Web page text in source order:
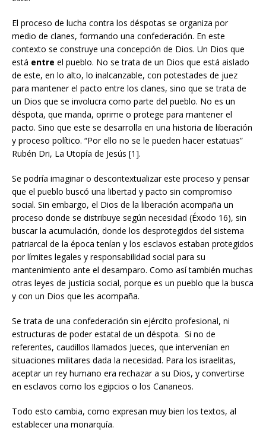
El proceso de lucha contra los déspotas se organiza por
medio de clanes, formando una confederación. En este
contexto se construye una concepción de Dios. Un Dios que
está entre el pueblo. No se trata de un Dios que está aislado
de este, en lo alto, lo inalcanzable, con potestades de juez
para mantener el pacto entre los clanes, sino que se trata de
un Dios que se involucra como parte del pueblo. No es un
déspota, que manda, oprime o protege para mantener el
pacto. Sino que este se desarrolla en una historia de liberación
y proceso político. “Por ello no se le pueden hacer estatuas”
Rubén Dri, La Utopía de Jesús [1].
Se podría imaginar o descontextualizar este proceso y pensar
que el pueblo buscó una libertad y pacto sin compromiso
social. Sin embargo, el Dios de la liberación acompaña un
proceso donde se distribuye según necesidad (Éxodo 16), sin
buscar la acumulación, donde los desprotegidos del sistema
patriarcal de la época tenían y los esclavos estaban protegidos
por límites legales y responsabilidad social para su
mantenimiento ante el desamparo. Como así también muchas
otras leyes de justicia social, porque es un pueblo que la busca
y con un Dios que les acompaña.
Se trata de una confederación sin ejército profesional, ni
estructuras de poder estatal de un déspota. Si no de
referentes, caudillos llamados Jueces, que intervenían en
situaciones militares dada la necesidad. Para los israelitas,
aceptar un rey humano era rechazar a su Dios, y convertirse
en esclavos como los egipcios o los Cananeos.
Todo esto cambia, como expresan muy bien los textos, al
establecer una monarquía.